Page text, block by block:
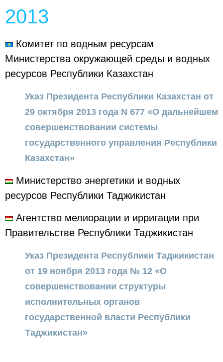
2013
Комитет по водным ресурсам
Министерства окружающей среды и водных
ресурсов Республики Казахстан
Указ Президента Республики Казахстан от
29 октября 2013 года N 677 «О дальнейшем
совершенствовании системы
государственного управления Республики
Казахстан»
Министерство энергетики и водных
ресурсов Республики Таджикистан
Агентство мелиорации и ирригации при
Правительстве Республики Таджикистан
Указ Президента Республики Таджикистан
от 19 ноября 2013 года № 12 «О
совершенствовании структуры
исполнительных органов
государственной власти Республики
Таджикистан»